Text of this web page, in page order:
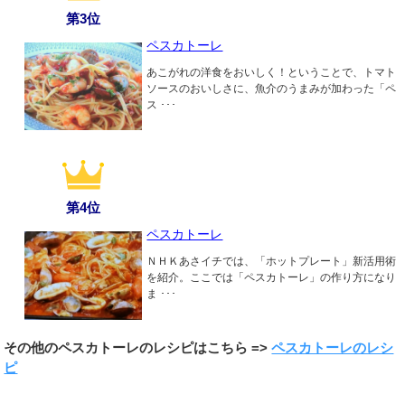
第3位
ペスカトーレ
あこがれの洋食をおいしく！ということで、トマト
ソースのおいしさに、魚介のうまみが加わった「ペ
ス ･･･
第4位
ペスカトーレ
ＮＨＫあさイチでは、「ホットプレート」新活用術
を紹介。ここでは「ペスカトーレ」の作り方になり
ま ･･･
その他のペスカトーレのレシピはこちら =>ペスカトーレのレシ
ピ